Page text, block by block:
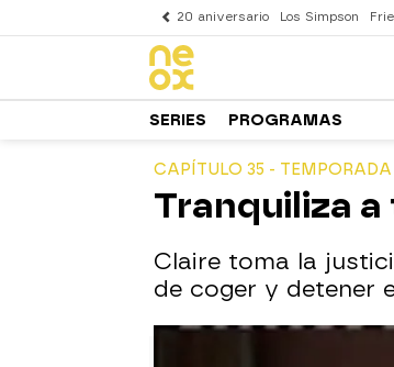
20 aniversario Los Simpson
SERIES PROGRAMAS
CAPÍTULO 35 - TEMPORADA
Tranquiliza
Claire toma la
de coger y detener